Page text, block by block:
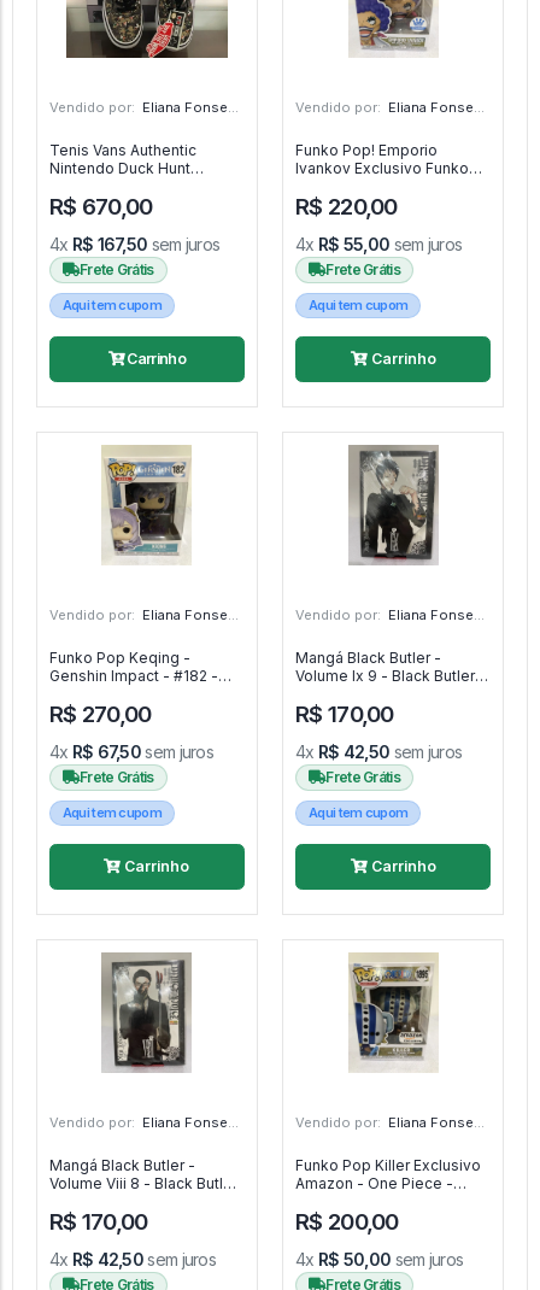
Vendido por: Eliana Fonseca - SP
Tenis Vans Authentic
Nintendo Duck Hunt
Mario - Vans
R$ 670,00
4x R$ 167,50 sem juros
Frete Grátis
Aqui tem cupom
Carrinho
Vendido por: Eliana Fonseca - SP
Funko Pop! Emporio
Ivankov Exclusivo Funko
Piece - #1906 - FUNKO
POP #1906
R$ 220,00
4x R$ 55,00 sem juros
Frete Grátis
Aqui tem cupom
Carrinho
Vendido por: Eliana Fonseca - SP
Funko Pop Keqing -
Genshin Impact - #182 -
R$ 270,00
4x R$ 67,50sem juros
Frete Grátis
Aqui tem cupom
Carrinho
Vendido por: Eliana Fonseca - SP
Mangá Black Butler -
Volume Ix 9 - Black Butler -
R$ 170,00
4x R$ 42,50 sem juros
Frete Grátis
Aqui tem cupom
Carrinho
Vendido por: Eliana Fonseca - SP
Mangá Black Butler -
Volume Viii 8 - Black Butler
R$ 170,00
4x R$ 42,50sem juros
Frete Grátis
Vendido por: Eliana Fonseca - SP
Funko Pop Killer Exclusivo
Amazon - One Piece -
R$ 200,00
4x R$ 50,00 sem juros
Frete Grátis